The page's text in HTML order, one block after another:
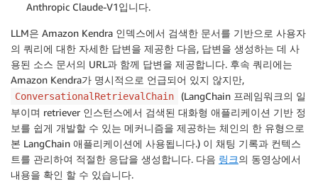
Anthropic Claude-V1입니다.
LLM은 Amazon Kendra 인덱스에서 검색한 문서를 기반으로 사용자
의 쿼리에 대한 자세한 답변을 제공한 다음, 답변을 생성하는 데 사
용된 소스 문서의 URL과 함께 답변을 제공합니다. 후속 쿼리에는
Amazon Kendra가 명시적으로 언급되어 있지 않지만,
ConversationalRetrievalChain
(LangChain 프레임워크의 일
부이며 retriever 인스턴스에서 검색된 대화형 애플리케이션 기반 정
보를 쉽게 개발할 수 있는 메커니즘을 제공하는 체인의 한 유형으로
본 LangChain 애플리케이션에 사용됩니다.) 이 채팅 기록과 컨텍스
트를 관리하여 적절한 응답을 생성합니다. 다음 링크의 동영상에서
내용을 확인 할 수 있습니다.